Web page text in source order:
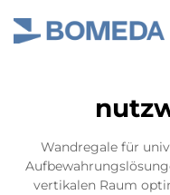
Wandregale für
vertikalen Raum